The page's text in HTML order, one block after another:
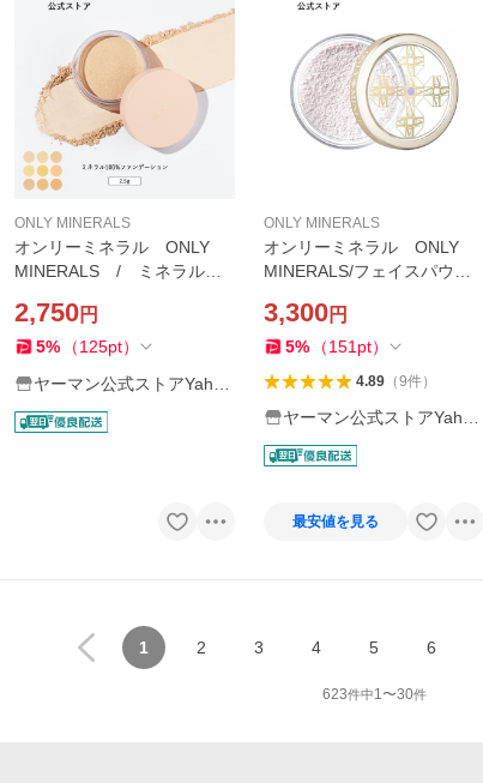
ONLY MINERALS
オンリーミネラル ONLY
MINERALS / ミネラルフ
デーション 2.5g / ヤ
ーマン公式 ya-man
2,750円
5% （125pt）
ヤーマン公式ストアYaho
o!ショッピング店
ONLY MINERALS
オンリーミネラル ONLY
MINERALS/フェイスパウダ
ー/フェイスパウダー ルミ
ナスローズ/ヤーマン公式 y
3,300円
5% （151 pt）
4.89（9件）
ヤーマン公式ストアYaho
o!ショッピング店
最安値を見る
1 2 3 4 5 6
623件中1 〜30件